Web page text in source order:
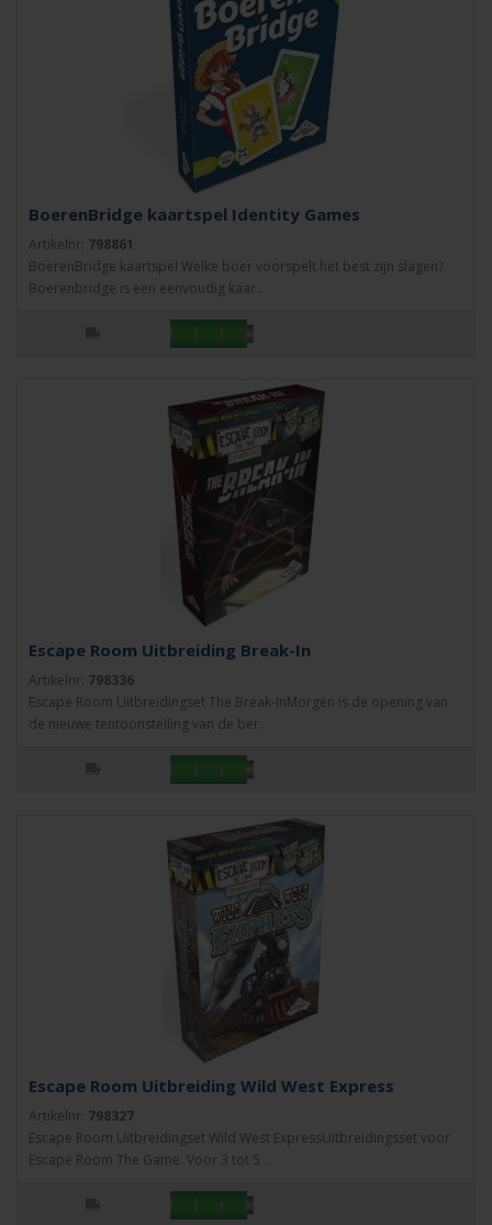
BoerenBridge kaartspel Identity Games
Artikelnr: 798861
BoerenBridge kaartspel Welke boer voorspelt het best zijn slagen?
Boerenbridge is een eenvoudig kaar..
Escape Room Uitbreiding Break-In
Artikelnr: 798336
Escape Room Uitbreidingset The Break-InMorgen is de opening van
de nieuwe tentoonstelling van de ber..
Escape Room Uitbreiding Wild West Express
Artikelnr: 798327
Escape Room Uitbreidingset Wild West ExpressUitbreidingsset voor
Escape Room The Game. Voor 3 tot 5 ..